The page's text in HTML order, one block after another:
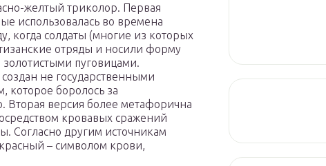
желтый триколор. Первая
использовалась во времена
когда солдаты (многие из которых
отряды и носили форму
пуговицами.
не государственными
которое боролось за
Вторая версия более метафорична
кровавых сражений
Согласно другим источникам
– символом крови,